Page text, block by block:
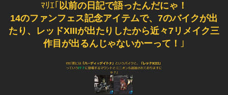
ﾏﾘｴ｢ 以前の日記で語ったんだにゃ！
14のファンフェス記念アイテムで、7のバイクが出
たり、レッドXIIIが出たりしたから近々7リメイク三
作目が出るんじゃないかーって！ ｣